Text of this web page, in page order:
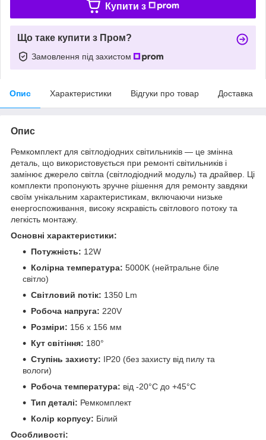
Купити з
Що таке купити з Пром?
Замовлення під захистом
Опис Характеристики Відгуки про товар Доставка
Опис
Ремкомплект для світлодіодних світильників — це змінна
деталь, що використовується при ремонті світильників і
замінює джерело світла (світлодіодний модуль) та драйвер. Ці
комплекти пропонують зручне рішення для ремонту завдяки
своїм унікальним характеристикам, включаючи низьке
енергоспоживання, високу яскравість світлового потоку та
легкість монтажу.
Основні характеристики:
Потужність: 12W
Колірна температура: 5000K (нейтральне біле
світло)
Світловий потік: 1350 Lm
Робоча напруга: 220V
Розміри: 156 х 156 мм
Кут світіння: 180°
Ступінь захисту: IP20 (без захисту від пилу та
вологи)
Робоча температура: від -20°С до +45°С
Тип деталі: Ремкомплект
Колір корпусу: Білий
Особливості: